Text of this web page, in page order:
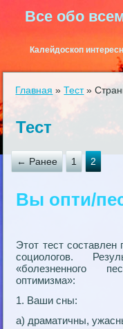
Все обо
Калейдоскоп
Главная »Тест»
Тест
← Ранее 1 2
Вы опти/
Этот тест составлен
социологов.
«болезненного
оптимизма»:
1. Ваши сны:
а) драматичны,